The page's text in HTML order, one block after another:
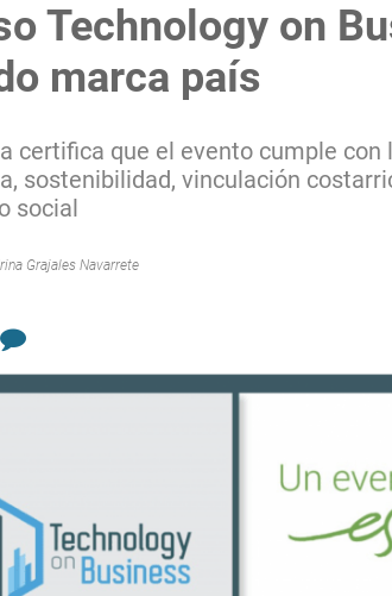
Technology on
marca país
certifica que el evento cumple con
sostenibilidad, vinculación
social
Grajales Navarrete